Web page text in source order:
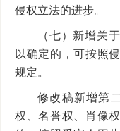
侵权立法的进步。
（七）新增关
以确定的，可按照
规定。
修改稿新增第
权、名誉权、肖像